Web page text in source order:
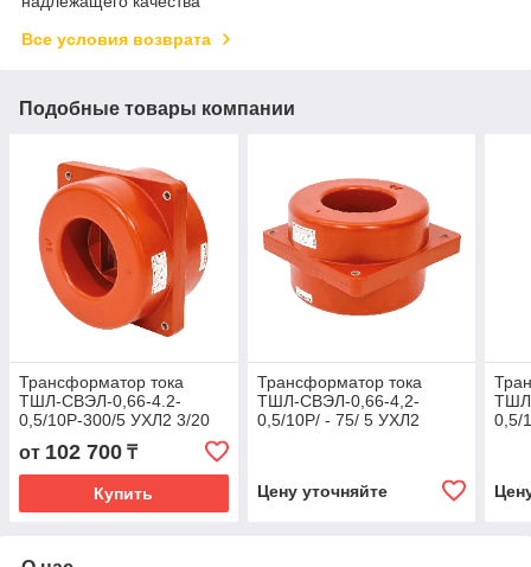
Все условия возврата
Подобные товары компании
Трансформатор тока
ТШЛ-СВЭЛ-0,66-4.2-
0,5/10Р-300/5 УХЛ2 3/20
от 102 700 ₸
Купить
Трансформатор тока
ТШЛ-СВЭЛ-0,66-4,2-
0,5/10P/ - 75/ 5 УХЛ2
Цену уточняйте
0,5/